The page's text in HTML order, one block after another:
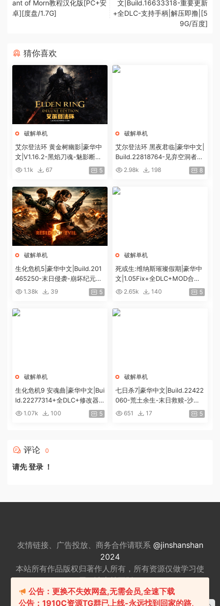
ant of Morn教程汉化版[PC+安
卓][度盘/1.7G]
文|Build.16633318-重要更新
+全DLC-支持手柄|解压即撸|[5
9G/百度]
猜你喜欢
破解单机
艾尔登法环 黄金树幽影|豪华中
文|V1.16.2-黑焰刀魂-魅影断弦
+预购特典+全DLC+修改器|解
1.1k 67 5
破解单机
艾尔登法环 黑夜君临|豪华中文|
Build.22818764-见弃空洞者DL
C+预购特典+全DLC+修改器|解
2.98k 198 8
破解单机
生化危机5|豪华中文|Build.201
465250-末日侵袭-崩坏纪元
+预购特典+全DLC-解锁全内
1.38k 39 5
破解单机
死或生:维纳斯璀璨假期|豪华中
文|1.05Fix+全DLC+MOD合集
+预购特典|解压即撸|[12G/百
2.65k 140 5
破解单机
生化危机9 安魂曲|豪华中文|Bui
ld.22277314+全DLC+修改器|
解压即撸|[74G/百度]
1.07k 100 5
破解单机
七日杀7|豪华中文|Build.22422
060-荒土余生-末日救赎-沙盒
+全DLC|解压即撸|
651 17 5
评论 0
请先登录 ！
友情链接、广告投放、商务合作请联系 @jinshanshan
2024
本站所有作品版权归著作人所有，所有资源仅做学习使
用，请支持正版。
适量游戏有益身心健康，请勿长时间沉迷游戏，注意保
护视力并预防近视，保重身体！
公告：更换不失效网盘,无需会员,全速下载
公告：1910C资源TG群已上线-永远找到回家的路,